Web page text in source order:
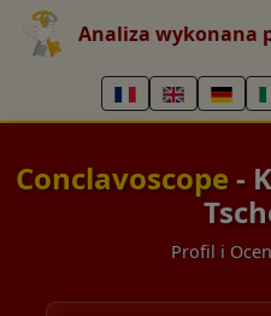
Analiza wykonana
Conclavoscope -
Profil i